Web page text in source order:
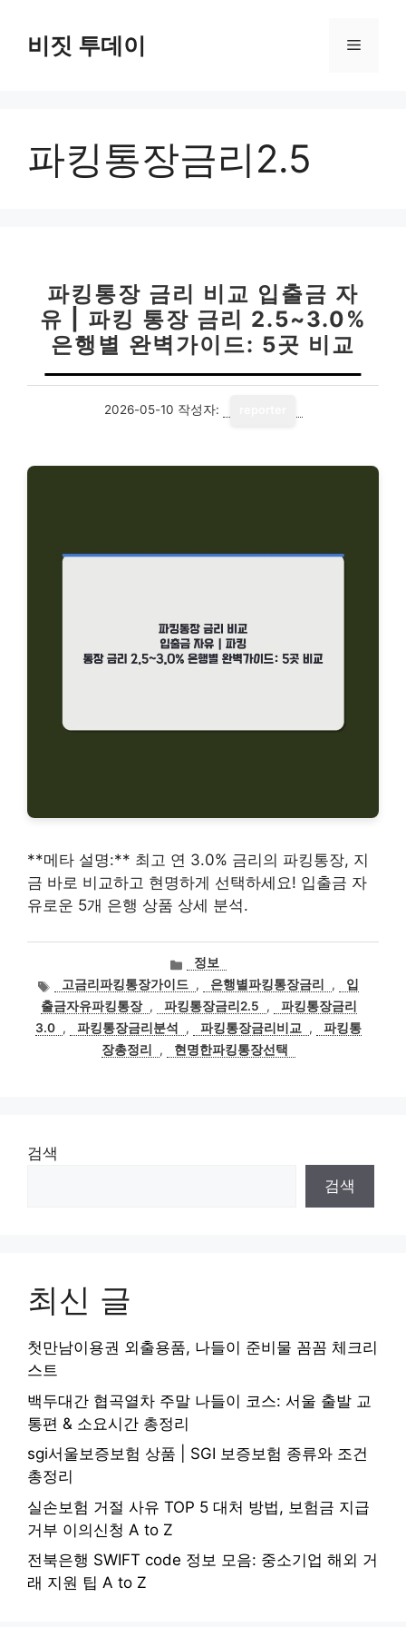
비짓 투데이 메
파킹통장금리2.5
파킹통장 금리 비교 입출금 자
유 | 파킹 통장 금리 2.5~3.0%
은행별 완벽가이드: 5곳 비교
2026-05-10 작성자:
**메타 설명:** 최고 연 3.0% 금리의 파킹통장, 지
금 바로 비교하고 현명하게 선택하세요! 입출금 자
유로운 5개 은행 상품 상세 분석.
카
테
고
리
정보
태
그
고금리파킹통장가이드 , 은행별파킹통장금리 ,
입
출금자유파킹통장 , 파킹통장금리2.5 ,
파킹통장금리
3.0 , 파킹통장금리분석 , 파킹통장금리비교 ,
파킹통
장총정리
, 현명한파킹통장선택
검색
검색
최신 글
첫만남이용권 외출용품, 나들이 준비물 꼼꼼 체크리
스트
백두대간 협곡열차 주말 나들이 코스: 서울 출발 교
통편 & 소요시간 총정리
sgi서울보증보험 상품 | SGI 보증보험 종류와 조건
총정리
실손보험 거절 사유 TOP 5 대처 방법, 보험금 지급
거부 이의신청 A to Z
전북은행 SWIFT code 정보 모음: 중소기업 해외 거
래 지원 팁 A to Z